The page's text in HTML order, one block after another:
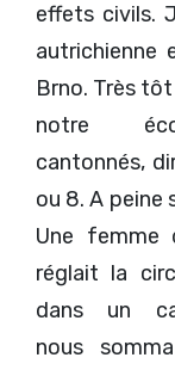
effets civils.
autrichienne
Brno. Très
notre
cantonnés,
ou 8. A peine
Une femme
réglait la
dans un
nous